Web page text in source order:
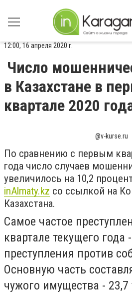
12:00, 16 апреля 2020 г.
Число
в Казахстане в
квартале 2020
@v-kurse.ru
По сравнению с первым
года число случаев
увеличилось на 10,2
inAlmaty.kz со ссылкой на
Казахстана.
Самое частое
квартале текущего года
преступления против
Основную часть
чужого имущества - 23,7